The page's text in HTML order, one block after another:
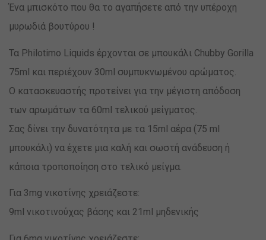
Ένα μπισκότο που θα το αγαπήσετε από την υπέροχη
μυρωδιά βουτύρου !
Τα Philotimo Liquids έρχονται σε μπουκάλι Chubby Gorilla
75ml και περιέχουν 30ml συμπυκνωμένου αρώματος.
Ο κατασκευαστής προτείνει για την μέγιστη απόδοση
των αρωμάτων τα 60ml τελικού μείγματος.
Σας δίνει την δυνατότητα με τα 15ml αέρα (75 ml
μπουκάλι) να έχετε μια καλή και σωστή ανάδευση ή
κάποια τροποποίηση στο τελικό μείγμα.
Για 3mg νικοτίνης χρειάζεστε:
9ml νικοτινούχας βάσης και 21ml μηδενικής